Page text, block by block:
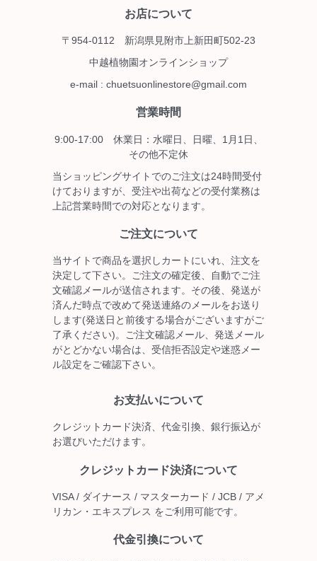
お店について
〒954-0112 新潟県見附市上新田町502-23
中越植物園オンラインショップ
e-mail : chuetsuonlinestore@gmail.com
営業時間
9:00-17:00 休業日：水曜日、日曜、1月1日、
その他不定休
当ショッピングサイトでのご注文は24時間受付
けておりますが、受注や出荷などの受付業務は
上記営業時間での対応となります。
ご注文について
当サイトで商品を選択しカートにいれ、注文を
決定して下さい。ご注文の確定後、自動でご注
文確認メールが送信されます。その後、発送が
済んだ時点で改めて発送連絡のメールをお送り
します(発送日と前後する場合がございますがご
了承ください)。ご注文確認メール、発送メール
がとどかない場合は、受信拒否設定や迷惑メー
ル設定をご確認下さい。
お支払いについて
クレジットカード決済、代金引換、銀行振込が
お選びいただけます。
クレジットカード決済について
VISA / ダイナース / マスターカード / JCB / アメ
リカン・エキスプレス をご利用可能です。
代金引換について